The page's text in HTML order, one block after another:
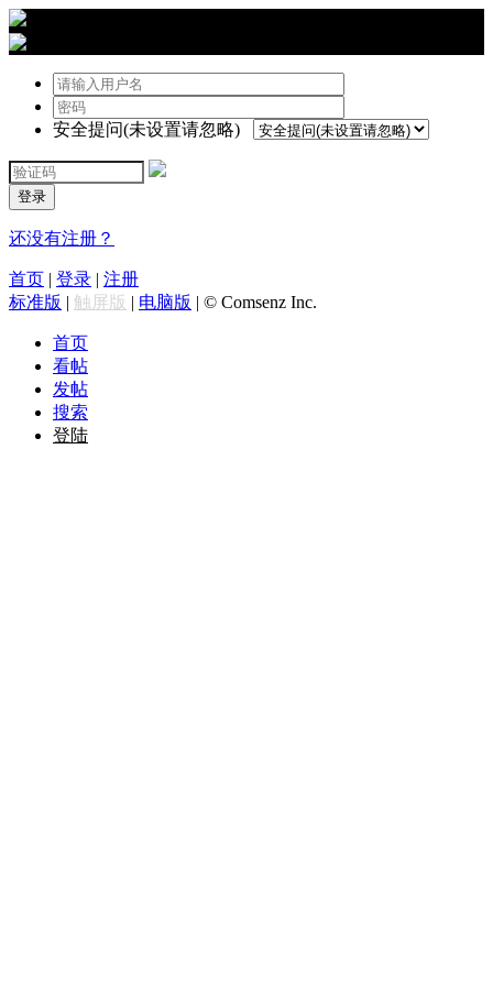
安全提问(未设置请忽略)
登录
还没有注册？
首页 | 登录 | 注册
标准版 | 触屏版 | 电脑版 | © Comsenz Inc.
首页
看帖
发帖
搜索
登陆